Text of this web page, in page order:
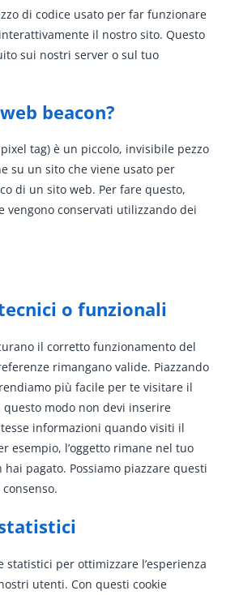
di codice usato per far funzionare
il nostro sito. Questo
sui nostri server o sul tuo
beacon?
tag) è un piccolo, invisibile pezzo
su un sito che viene usato per
di un sito web. Per fare questo,
vengono conservati utilizzando dei
o funzionali
il corretto funzionamento del
rimangano valide. Piazzando
più facile per te visitare il
questo modo non devi inserire
informazioni quando visiti il
esempio, l’oggetto rimane nel tuo
pagato. Possiamo piazzare questi
statistici per ottimizzare l’esperienza
utenti. Con questi cookie